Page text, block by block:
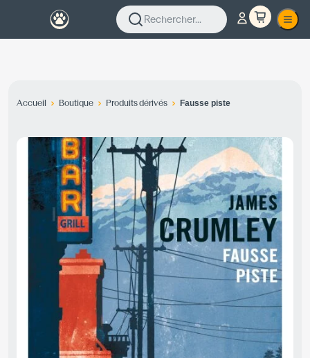
Rechercher...
Accueil Boutique Produits dérivés Fausse piste